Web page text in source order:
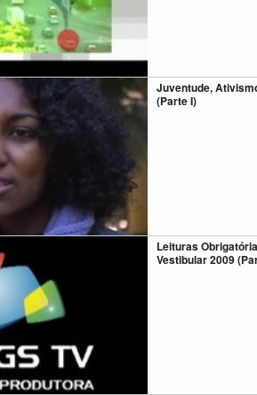
Juventude,
(Parte I)
Leituras
Vestibular 2009